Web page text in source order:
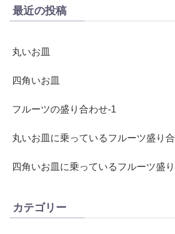
最近の投稿
丸いお皿
四角いお皿
フルーツの盛り合わせ-1
丸いお皿に乗っているフルーツ盛り
四角いお皿に乗っているフルーツ盛
カテゴリー